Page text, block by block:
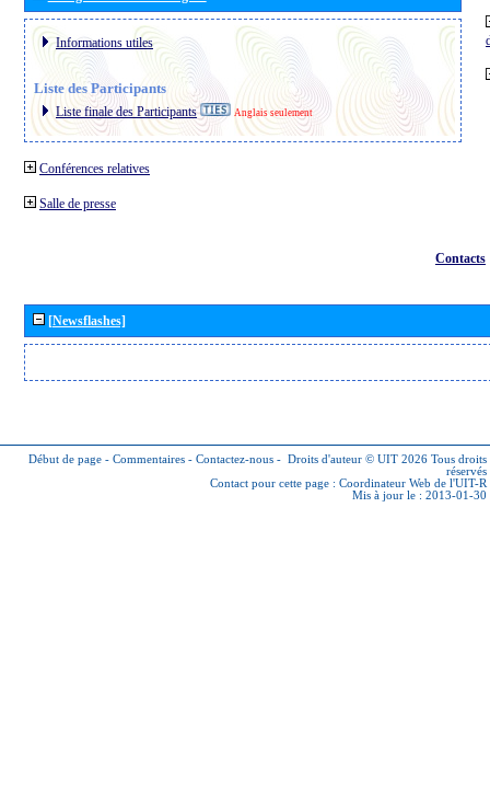
Informations utiles
Liste des Participants
Liste finale des Participants Anglais seulement
Conférences relatives
Salle de presse
Contacts
[Newsflashes]
Début de page - Commentaires - Contactez-nous - Droits d'auteur © UIT 2026 Tous droits
réservés
Contact pour cette page : Coordinateur Web de l'UIT-R
Mis à jour le : 2013-01-30